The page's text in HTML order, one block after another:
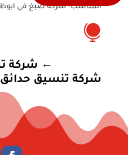
المناسب. شركة صبغ في

← شركة
شركة تنسيق